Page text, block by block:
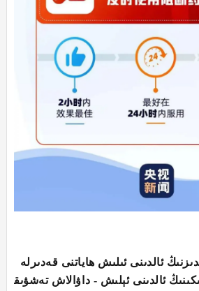
ئالدىنى ئىلىش ھاياتنى قەدىرلە
ئالدىنى ئېلىش - داۋالاش تەشۋىق